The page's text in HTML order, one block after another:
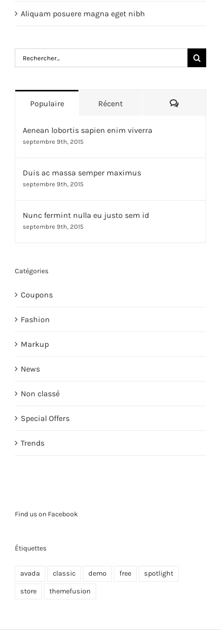
Aliquam posuere magna eget nibh
Rechercher:
Populaire Récent
Aenean lobortis sapien enim viverra
septembre 9th, 2015
Duis ac massa semper maximus
septembre 9th, 2015
Nunc fermint nulla eu justo sem id
septembre 9th, 2015
Catégories
Coupons
Fashion
Markup
News
Non classé
Special Offers
Trends
Find us on Facebook
Étiquettes
avada classic demo free spotlight
store themefusion